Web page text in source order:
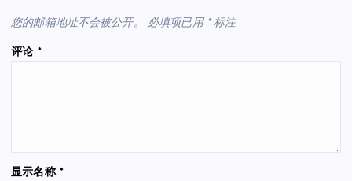
您的邮箱地址不会被公开。 必填项已用 *标注
评论 *
显示名称 *